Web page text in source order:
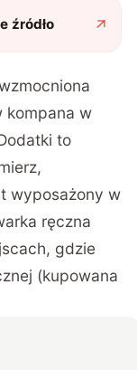
źródło
kompana w
to
wyposażony w
ręczna
gdzie
(kupowana